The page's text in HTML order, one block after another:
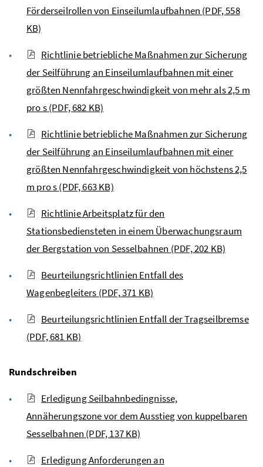
Förderseilrollen von Einseilumlaufbahnen (PDF, 558
KB)
Richtlinie betriebliche Maßnahmen zur Sicherung
der Seilführung an Einseilumlaufbahnen mit einer
größten Nennfahrgeschwindigkeit von mehr als 2,5 m
pro s(PDF, 682 KB)
Richtlinie betriebliche Maßnahmen zur Sicherung
der Seilführung an Einseilumlaufbahnen mit einer
größten Nennfahrgeschwindigkeit von höchstens 2,5
m pro s(PDF, 663 KB)
Richtlinie Arbeitsplatz für den
Stationsbediensteten in einem Überwachungsraum
der Bergstation von Sesselbahnen (PDF, 202 KB)
Beurteilungsrichtlinien Entfall des
Wagenbegleiters (PDF, 371 KB)
Beurteilungsrichtlinien Entfall der Tragseilbremse
(PDF, 681 KB)
Rundschreiben
Erledigung Seilbahnbedingnisse,
Annäherungszone vor dem Ausstieg von kuppelbaren
Sesselbahnen (PDF, 137 KB)
Erledigung Anforderungen an